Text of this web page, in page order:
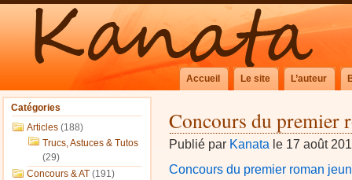
Accueil Le site L’auteur
Catégories
Articles (188)
Trucs, Astuces & Tutos
(29)
Concours & AT (191)
Concours du premier
Publié par Kanata le 17 août
Concours du premier roman